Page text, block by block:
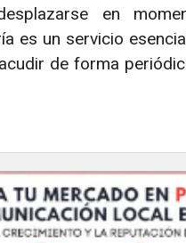
en
es un servicio
de forma